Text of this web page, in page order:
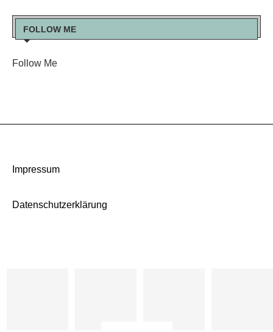
FOLLOW ME
Follow Me
Impressum
Datenschutzerklärung